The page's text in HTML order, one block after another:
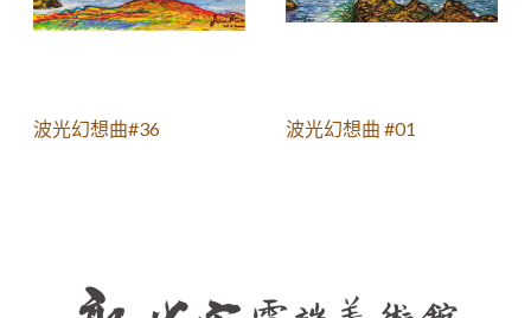
波光幻想曲#36 波光幻想曲 #01